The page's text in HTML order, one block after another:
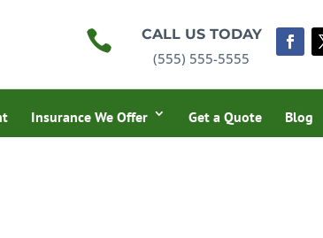
 CALL US TODAY
(555) 555-5555
Insurance We Offer Get a Quote Blog